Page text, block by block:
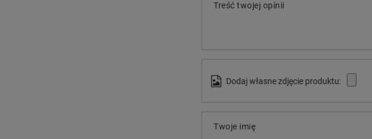
Treść twojej opinii
Dodaj własne zdjęcie produktu:
Twoje imię